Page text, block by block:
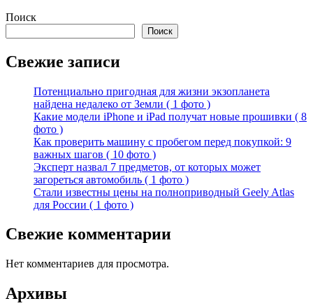
Поиск
Поиск
Свежие записи
Потенциально пригодная для жизни экзопланета
найдена недалеко от Земли ( 1 фото )
Какие модели iPhone и iPad получат новые прошивки ( 8
фото )
Как проверить машину с пробегом перед покупкой: 9
важных шагов ( 10 фото )
Эксперт назвал 7 предметов, от которых может
загореться автомобиль ( 1 фото )
Стали известны цены на полноприводный Geely Atlas
для России ( 1 фото )
Свежие комментарии
Нет комментариев для просмотра.
Архивы